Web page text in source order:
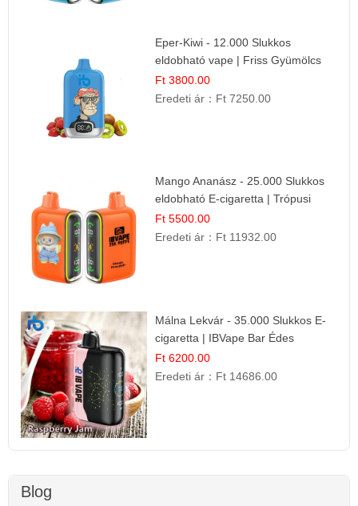
Eper-Kiwi - 12.000 Slukkos
eldobható vape | Friss Gyümölcs
Kombináció
Ft 3800.00
Eredeti ár： Ft 7250.00
Mango Ananász - 25.000 Slukkos
eldobható E-cigaretta | Trópusi
Ízélmény
Ft 5500.00
Eredeti ár： Ft 11932.00
Málna Lekvár - 35.000 Slukkos E-
cigaretta | IBVape Bar Édes
Gyümölcs Íz
Ft 6200.00
Eredeti ár： Ft 14686.00
Blog